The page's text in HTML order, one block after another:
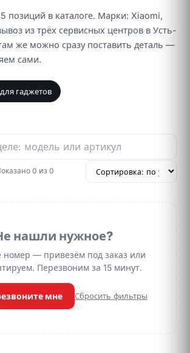
позиций в каталоге. Марки: Xiaomi,
из трёх сервисных центров в Усть-
же можно сразу поставить деталь —
сами.
гаджетов
0 из 0
нашли нужное?
номер — привезём под заказ или
Перезвоним за 15 минут.
мне Сбросить фильтры